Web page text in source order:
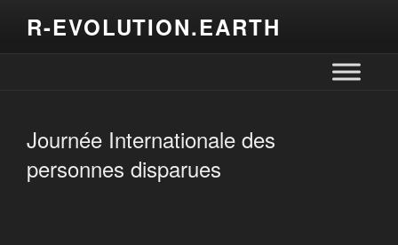
R-EVOLUTION.EARTH
Journée Internationale des
personnes disparues